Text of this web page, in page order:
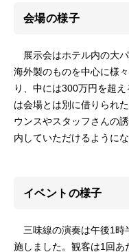
会場の様子
展示会はホテル内の大パ
海外製のものを中心に様
り、中には300万円を超
は会場とは別に借りられ
ウンスやスタッフさんの
内していただけるようにな
イベントの様子
三味線の演奏は午後1時
施しました。観客は1回あ